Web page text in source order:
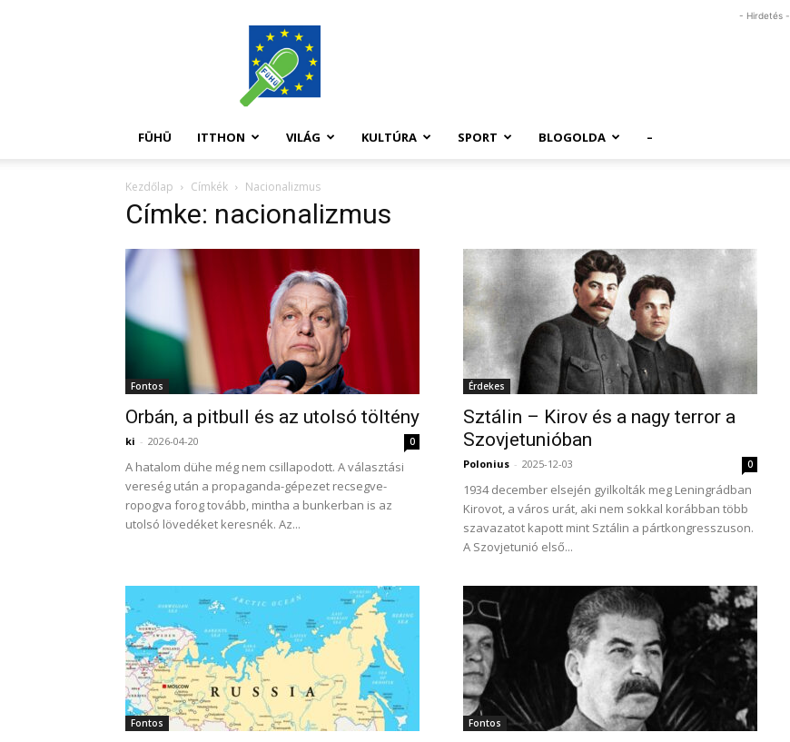
FüHü
- Hirdetés -
FÜHÜ ITTHON VILÁG KULTÚRA SPORT BLOGOLDA –
Kezdőlap Címkék Nacionalizmus
Címke: nacionalizmus
Fontos
Orbán, a pitbull és az utolsó töltény
ki - 2026-04-20 0
A hatalom dühe még nem csillapodott. A választási
vereség után a propaganda-gépezet recsegve-
ropogva forog tovább, mintha a bunkerban is az
utolsó lövedéket keresnék. Az...
Érdekes
Sztálin – Kirov és a nagy terror a
Szovjetunióban
Polonius - 2025-12-03 0
1934 december elsején gyilkolták meg Leningrádban
Kirovot, a város urát, aki nem sokkal korábban több
szavazatot kapott mint Sztálin a pártkongresszuson.
A Szovjetunió első...
Fontos Fontos